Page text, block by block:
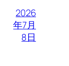
2026
年7月
8日